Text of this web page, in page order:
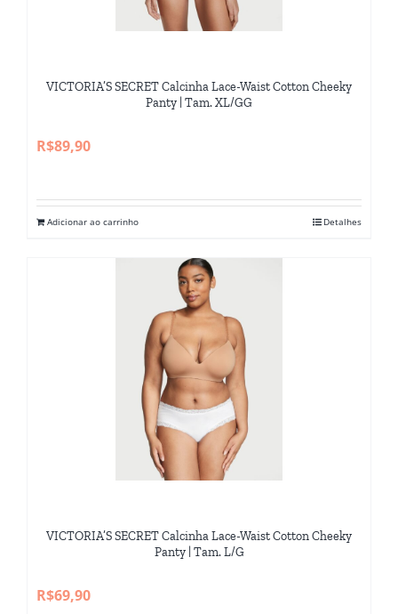
VICTORIA’S SECRET Calcinha Lace-Waist Cotton Cheeky
Panty | Tam. XL/GG
R$89,90
Adicionar ao carrinho Detalhes
VICTORIA’S SECRET Calcinha Lace-Waist Cotton Cheeky
Panty | Tam. L/G
R$69,90